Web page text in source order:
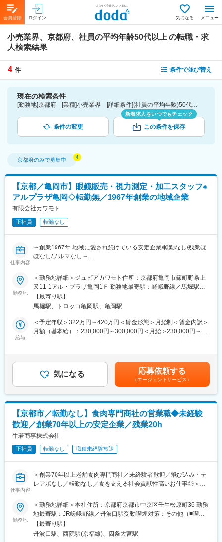
会員登録 ログイン 気になる メニュー
小売業界、京都府、社員の平均年齢50代以上 の転職・求
人検索結果
4 件 条件で並び替え
現在の検索条件
[勤務地]京都府 [業種]小売業界 [詳細条件](社員の平均年齢)50代以上
条件の変更
新着求人をいつでもチェック
この条件を保存
京都府のみで募集中
【京都／亀岡市】眼鏡販売・視力測定・加工スタッフ※
アルプラザ亀岡◇転勤無／1967年創業の地域企業
有限会社カワモト
正社員 転勤なし
仕事内容
～創業1967年 地域に愛され続けている安定企業/転勤なし/残業ほ
ぼなし/ノルマなし～
■職務概要：
メガネ販売、検眼、レンズ加工に関する業務をお任せします。今
回は眼鏡部門担当者の欠員による募集です。
＜具体的な業務＞
・メガネの販売と接客
・検眼と視力測定
・レンズ加工とフレーム調整
■魅力：
◎売上に応じてインセンティブの支給もあります！
◎目標はあるものの、ノルマや数字を厳しく追うような文化はあ
◎転勤はなく、残業もほぼないため、プライベートも大事にでき
ます。
◎会社の福利厚生で、年2回ほど美味しい食事を食べに行けます！
◎眼鏡部門の責任者を目指していただけます。
◎モデル年収：40代店長：年収500万円～
■入社後の流れ：
ご入社後、まずは当社の店舗運営や接客の基本から学んでいただ
きます。
最初は基本的な販売業務から始め、徐々に専門的な技術や知識を
■組織構成：
「アルプラザ亀岡」内に出店する「ジュピアカワモト」の店舗に
は４名（社員３名）のスタッフが在籍しております。眼鏡だけで
勤務地
＜勤務地詳細＞ジュピアカワモト住所：京都府亀岡市篠町野条上
又11-1アル・プラザ亀岡1Ｆ 勤務地最寄駅：嵯峨野線／馬堀駅受
動喫煙対策：その他（（屋内禁煙） 指定喫煙場所有）変更の範
囲：無
【最寄り駅】
馬堀駅、トロッコ亀岡駅、亀岡駅
給与
＜予定年収＞322万円～420万円＜賃金形態＞月給制＜賃金内訳＞
月額（基本給）：230,000円～300,000円＜月給＞230,000円～
年収：40代店長 年収500万円～賃金はあくまでも目安の金額で
あり、選考を通じて上下する可能性があります。月給(月額)は固定
手当を含めた表記です。
気になる 応募依頼する
（エージェントサービス）
【京都市／転勤なし】食肉専門商社の営業職◆未経験
歓迎／創業70年以上の安定企業／残業20h
牛若商事株式会社
正社員 転勤なし 職種未経験歓迎
仕事内容
＜創業70年以上老舗食肉専門商社／未経験者歓迎／飛び込み・テ
レアポなし／転勤なし／食を支える社会貢献性高いお仕事◎＞
＼＼こんな方におススメな求人です！／／
・人と話すことが好きな方
・飲食や食に興味がある方
・お客様との信頼関係を大切にできる方
・安定企業で長く働きたい方
勤務地
＜勤務地詳細＞本社住所：京都府京都市中京区壬生松原町36 勤務
地最寄駅：JR嵯峨野線／丹波口駅受動喫煙対策：その他（■喫煙
対策：屋外にあり）変更の範囲：会社の定める事業所
【最寄り駅】
丹波口駅、西院駅(京福線)、四条大宮駅